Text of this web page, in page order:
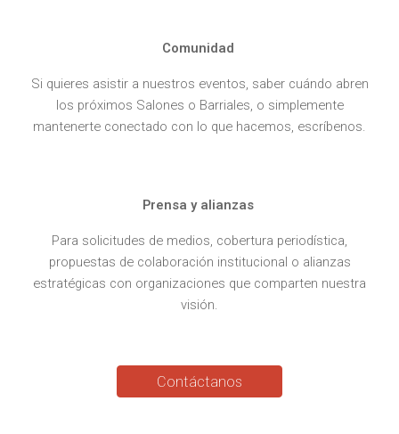
Comunidad
Si quieres asistir a nuestros eventos, saber cuándo abren
los próximos Salones o Barriales, o simplemente
mantenerte conectado con lo que hacemos, escríbenos.
Prensa y alianzas
Para solicitudes de medios, cobertura periodística,
propuestas de colaboración institucional o alianzas
estratégicas con organizaciones que comparten nuestra
visión.
Contáctanos